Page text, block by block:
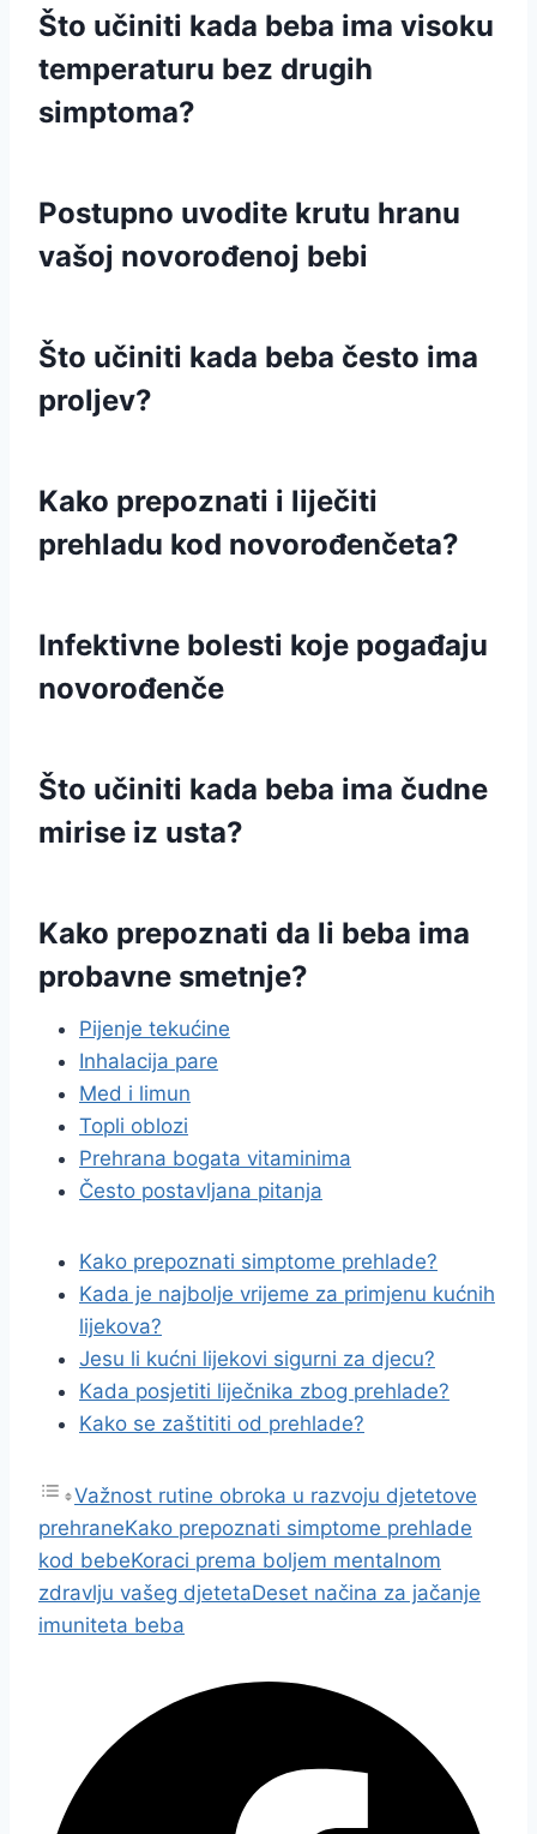
Što učiniti kada beba ima visoku
temperaturu bez drugih
simptoma?
Postupno uvodite krutu hranu
vašoj novorođenoj bebi
Što učiniti kada beba često ima
proljev?
Kako prepoznati i liječiti
prehladu kod novorođenčeta?
Infektivne bolesti koje pogađaju
novorođenče
Što učiniti kada beba ima čudne
mirise iz usta?
Kako prepoznati da li beba ima
probavne smetnje?
Pijenje tekućine
Inhalacija pare
Med i limun
Topli oblozi
Prehrana bogata vitaminima
Često postavljana pitanja
Kako prepoznati simptome prehlade?
Kada je najbolje vrijeme za primjenu kućnih
lijekova?
Jesu li kućni lijekovi sigurni za djecu?
Kada posjetiti liječnika zbog prehlade?
Kako se zaštititi od prehlade?
Važnost rutine obroka u razvoju djetetove
prehraneKako prepoznati simptome prehlade
kod bebeKoraci prema boljem mentalnom
zdravlju vašeg djetetaDeset načina za jačanje
imuniteta beba